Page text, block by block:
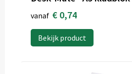
vanaf € 0,74
Bekijk product